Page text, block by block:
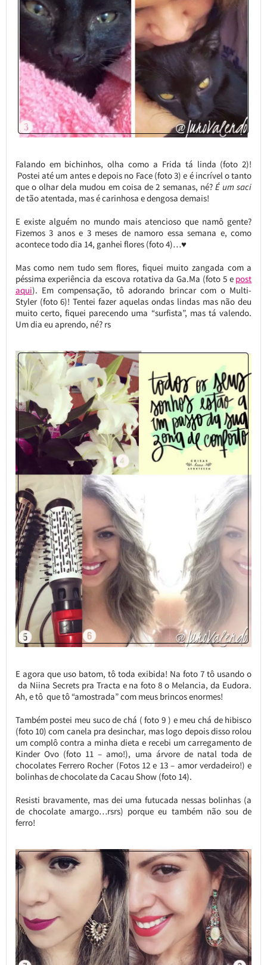
Falando em bichinhos, olha como a Frida tá linda (foto 2)!
Postei até um antes e depois no Face (foto 3) e é incrível o tanto
que o olhar dela mudou em coisa de 2 semanas, né?É um saci
de tão atentada, mas é carinhosa e dengosa demais!
E existe alguém no mundo mais atencioso que namô gente?
Fizemos 3 anos e 3 meses de namoro essa semana e, como
acontece todo dia 14, ganhei flores (foto 4)…♥
Mas como nem tudo sem flores, fiquei muito zangada com a
péssima experiência da escova rotativa da Ga.Ma (foto 5 e post
aqui). Em compensação, tô adorando brincar com o Multi-
Styler (foto 6)! Tentei fazer aquelas ondas lindas mas não deu
muito certo, fiquei parecendo uma “surfista”, mas tá valendo.
Um dia eu aprendo, né? rs
E agora que uso batom, tô toda exibida! Na foto 7 tô usando o
da Niina Secrets pra Tracta e na foto 8 o Melancia, da Eudora.
Ah, e tô que tô “amostrada” com meus brincos enormes!
Também postei meu suco de chá ( foto 9 ) e meu chá de hibisco
(foto 10) com canela pra desinchar, mas logo depois disso rolou
um complô contra a minha dieta e recebi um carregamento de
Kinder Ovo (foto 11 – amo!), uma árvore de natal toda de
chocolates Ferrero Rocher (Fotos 12 e 13 – amor verdadeiro!) e
bolinhas de chocolate da Cacau Show (foto 14).
Resisti bravamente, mas dei uma futucada nessas bolinhas (a
de chocolate amargo…rsrs) porque eu também não sou de
ferro!